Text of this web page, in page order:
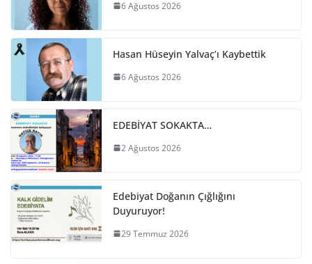
6 Ağustos 2026
Hasan Hüseyin Yalvaç’ı Kaybettik
6 Ağustos 2026
EDEBİYAT SOKAKTA…
2 Ağustos 2026
Edebiyat Doğanın Çığlığını
Duyuruyor!
29 Temmuz 2026